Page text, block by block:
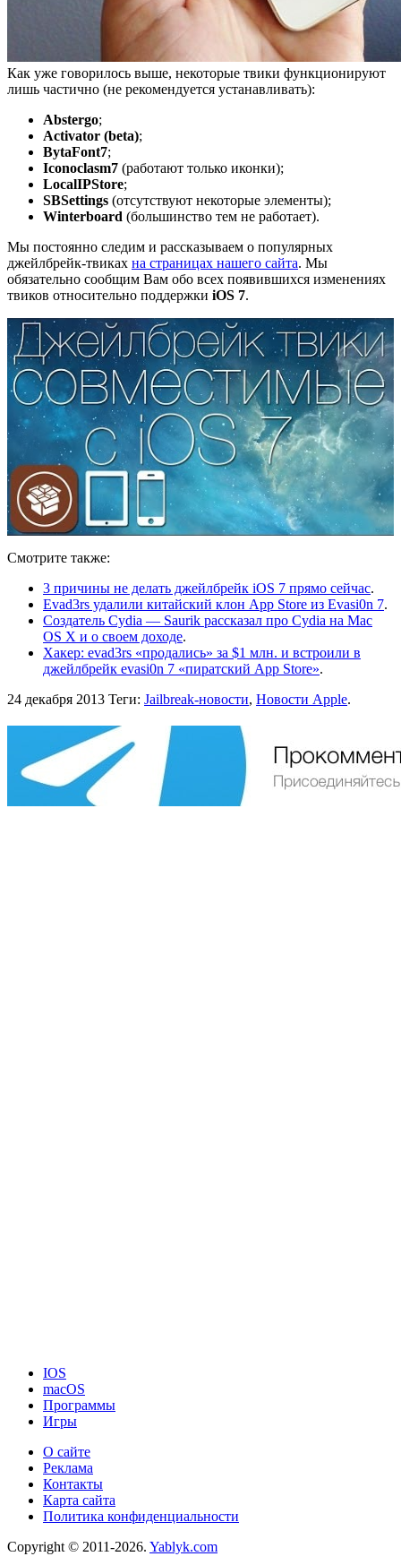
Как уже говорилось выше, некоторые твики функционируют
лишь частично (не рекомендуется устанавливать):
Abstergo;
Activator (beta);
BytaFont7;
Iconoclasm7 (работают только иконки);
LocalIPStore;
SBSettings (отсутствуют некоторые элементы);
Winterboard (большинство тем не работает).
Мы постоянно следим и рассказываем о популярных
джейлбрейк-твиках на страницах нашего сайта. Мы
обязательно сообщим Вам обо всех появившихся изменениях
твиков относительно поддержки iOS 7.
Смотрите также:
3 причины не делать джейлбрейк iOS 7 прямо сейчас.
Evad3rs удалили китайский клон App Store из Evasi0n 7.
Создатель Cydia — Saurik рассказал про Cydia на Mac
OS X и о своем доходе.
Хакер: evad3rs «продались» за $1 млн. и встроили в
джейлбрейк evasi0n 7 «пиратский App Store».
24 декабря 2013 Теги: Jailbreak-новости, Новости Apple.
IOS
macOS
Программы
Игры
О сайте
Реклама
Контакты
Карта сайта
Политика конфиденциальности
Copyright © 2011-2026. Yablyk.сom